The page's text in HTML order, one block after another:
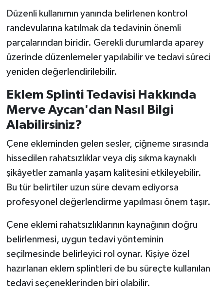
Düzenli kullanımın yanında belirlenen kontrol
randevularına katılmak da tedavinin önemli
parçalarından biridir. Gerekli durumlarda aparey
üzerinde düzenlemeler yapılabilir ve tedavi süreci
yeniden değerlendirilebilir.
Eklem Splinti Tedavisi Hakkında
Merve Aycan'dan Nasıl Bilgi
Alabilirsiniz?
Çene ekleminden gelen sesler, çiğneme sırasında
hissedilen rahatsızlıklar veya diş sıkma kaynaklı
şikâyetler zamanla yaşam kalitesini etkileyebilir.
Bu tür belirtiler uzun süre devam ediyorsa
profesyonel değerlendirme yapılması önem taşır.
Çene eklemi rahatsızlıklarının kaynağının doğru
belirlenmesi, uygun tedavi yönteminin
seçilmesinde belirleyici rol oynar. Kişiye özel
hazırlanan eklem splintleri de bu süreçte kullanılan
tedavi seçeneklerinden biri olabilir.